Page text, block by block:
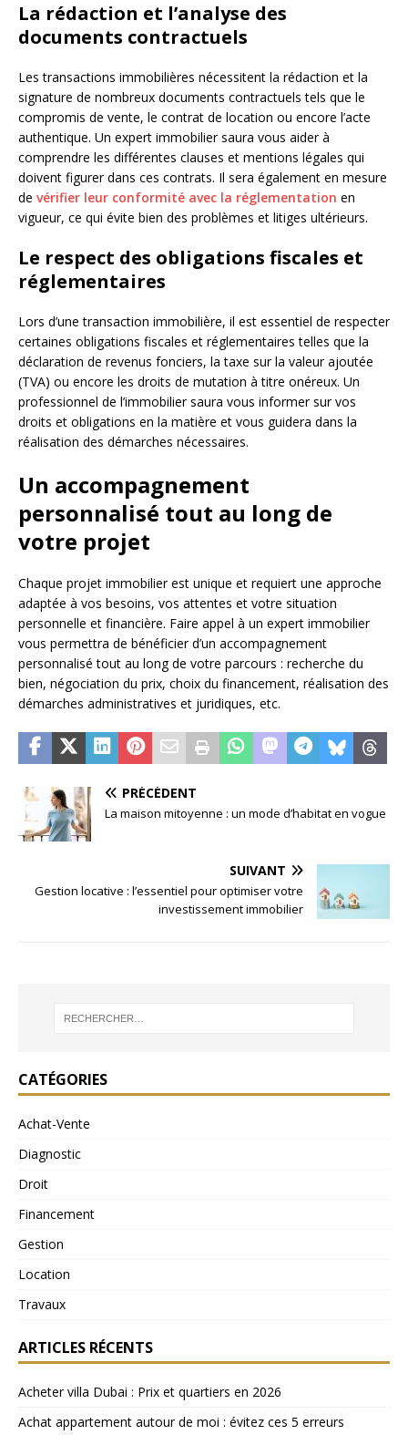
La rédaction et l’analyse des
documents contractuels
Les transactions immobilières nécessitent la rédaction et la
signature de nombreux documents contractuels tels que le
compromis de vente, le contrat de location ou encore l’acte
authentique. Un expert immobilier saura vous aider à
comprendre les différentes clauses et mentions légales qui
doivent figurer dans ces contrats. Il sera également en mesure
de vérifier leur conformité avec la réglementation en
vigueur, ce qui évite bien des problèmes et litiges ultérieurs.
Le respect des obligations fiscales et
réglementaires
Lors d’une transaction immobilière, il est essentiel de respecter
certaines obligations fiscales et réglementaires telles que la
déclaration de revenus fonciers, la taxe sur la valeur ajoutée
(TVA) ou encore les droits de mutation à titre onéreux. Un
professionnel de l’immobilier saura vous informer sur vos
droits et obligations en la matière et vous guidera dans la
réalisation des démarches nécessaires.
Un accompagnement
personnalisé tout au long de
votre projet
Chaque projet immobilier est unique et requiert une approche
adaptée à vos besoins, vos attentes et votre situation
personnelle et financière. Faire appel à un expert immobilier
vous permettra de bénéficier d’un accompagnement
personnalisé tout au long de votre parcours : recherche du
bien, négociation du prix, choix du financement, réalisation des
démarches administratives et juridiques, etc.
PRÉCÉDENT
La maison mitoyenne : un mode d’habitat en vogue
SUIVANT
Gestion locative : l’essentiel pour optimiser votre
investissement immobilier
CATÉGORIES
Achat-Vente
Diagnostic
Droit
Financement
Gestion
Location
Travaux
ARTICLES RÉCENTS
Acheter villa Dubai : Prix et quartiers en 2026
Achat appartement autour de moi : évitez ces 5 erreurs